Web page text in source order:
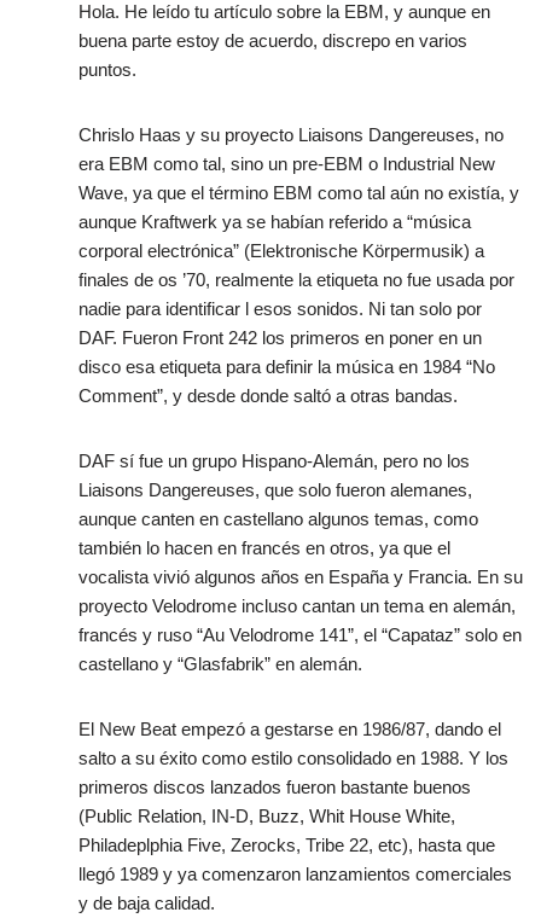
Hola. He leído tu artículo sobre la EBM, y aunque en
buena parte estoy de acuerdo, discrepo en varios
puntos.
Chrislo Haas y su proyecto Liaisons Dangereuses, no
era EBM como tal, sino un pre-EBM o Industrial New
Wave, ya que el término EBM como tal aún no existía, y
aunque Kraftwerk ya se habían referido a “música
corporal electrónica” (Elektronische Körpermusik) a
finales de os ’70, realmente la etiqueta no fue usada por
nadie para identificar l esos sonidos. Ni tan solo por
DAF. Fueron Front 242 los primeros en poner en un
disco esa etiqueta para definir la música en 1984 “No
Comment”, y desde donde saltó a otras bandas.
DAF sí fue un grupo Hispano-Alemán, pero no los
Liaisons Dangereuses, que solo fueron alemanes,
aunque canten en castellano algunos temas, como
también lo hacen en francés en otros, ya que el
vocalista vivió algunos años en España y Francia. En su
proyecto Velodrome incluso cantan un tema en alemán,
francés y ruso “Au Velodrome 141”, el “Capataz” solo en
castellano y “Glasfabrik” en alemán.
El New Beat empezó a gestarse en 1986/87, dando el
salto a su éxito como estilo consolidado en 1988. Y los
primeros discos lanzados fueron bastante buenos
(Public Relation, IN-D, Buzz, Whit House White,
Philadeplphia Five, Zerocks, Tribe 22, etc), hasta que
llegó 1989 y ya comenzaron lanzamientos comerciales
y de baja calidad.